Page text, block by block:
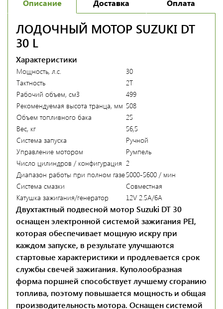
Описание Доставка Оплата
ЛОДОЧНЫЙ МОТОР SUZUKI DT
30 L
Характеристики
Мощность, л.с.
30
Тактность
2Т
Рабочий объем, см3
499
Рекомендуемая высота транца, мм 508
Объем топливного бака
25
Вес, кг
56,5
Система запуска
Ручной
Управление мотором
Румпель
Число цилиндров / конфигурация 2
Диапазон работы при полном газе5000-5600 / мин
Система смазки
Совместная
Катушка зажигания/генератор
12V 2.5A/6A
Двухтактный подвесной мотор Suzuki DT 30
оснащен электронной системой зажигания PEI,
которая обеспечивает мощную искру при
каждом запуске, в результате улучшаются
стартовые характеристики и продлевается срок
службы свечей зажигания. Куполообразная
форма поршней способствует лучшему сгоранию
топлива, поэтому повышается мощность и общая
производительность мотора. Оснащен системой